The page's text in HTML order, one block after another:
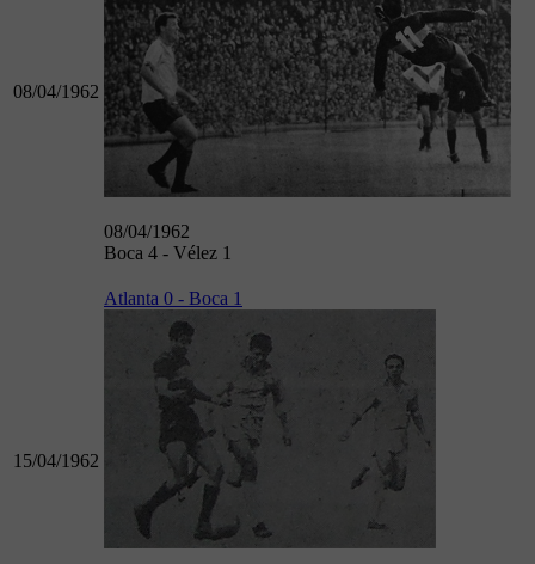
08/04/1962
08/04/1962
Boca 4 - Vélez 1
15/04/1962
Atlanta 0 - Boca 1